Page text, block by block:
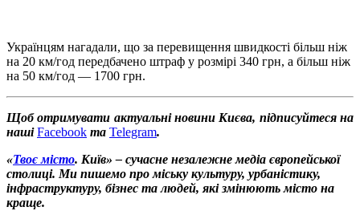
Українцям нагадали, що за перевищення швидкості більш ніж
на 20 км/год передбачено штраф у розмірі 340 грн, а більш ніж
на 50 км/год — 1700 грн.
Щоб отримувати актуальні новини Києва, підписуйтеся на
нашіFacebook та Telegram.
«Твоє місто. Київ» – сучасне незалежне медіа європейської
столиці. Ми пишемо про міську культуру, урбаністику,
інфраструктуру, бізнес та людей, які змінюють місто на
краще.